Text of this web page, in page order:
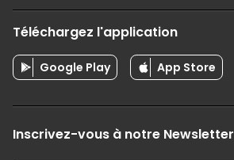
Téléchargez l'application
Google Play App Store
Inscrivez-vous à notre Newsletter